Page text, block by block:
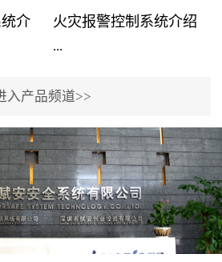
介
探
。
影
体
空
火灾报警控制系统介绍
...
用了具有仲裁机制和冗余
校验的总线传输技术、线
路状态检测与保护技术、
后向光电感烟探测技术、
高可靠的系统抗干扰技术
等多项专利技术和专有技
入产品频道>>